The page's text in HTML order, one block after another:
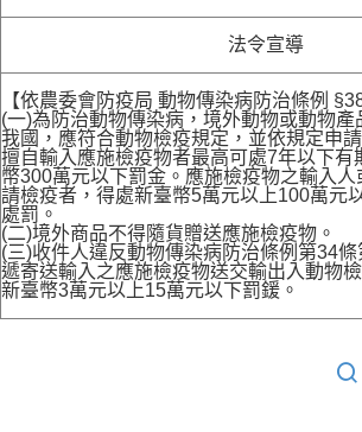
法令宣導
【依農委會防疫局 動物傳染病防治條例
(一)為防治動物傳染病，境外動物或動物產
我國，應符合動物檢疫規定，並依規定申請
擅自輸入應施檢疫物者最高可處7年以下有
幣300萬元以下罰金。應施檢疫物之輸入
請檢疫者，得處新臺幣5萬元以上100萬元
處罰。
(二)境外商品不得隨貨贈送應施檢疫物。
(三)收件人違反動物傳染病防治條例第34
遞寄送輸入之應施檢疫物送交輸出入動物
新臺幣3萬元以上15萬元以下罰鍰。